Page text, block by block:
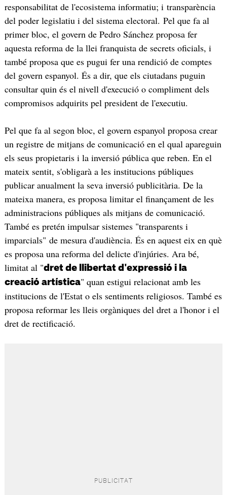
responsabilitat de l'ecosistema informatiu; i transparència
del poder legislatiu i del sistema electoral. Pel que fa al
primer bloc, el govern de Pedro Sánchez proposa fer
aquesta reforma de la llei franquista de secrets oficials, i
també proposa que es pugui fer una rendició de comptes
del govern espanyol. És a dir, que els ciutadans puguin
consultar quin és el nivell d'execució o compliment dels
compromisos adquirits pel president de l'executiu.
Pel que fa al segon bloc, el govern espanyol proposa crear
un registre de mitjans de comunicació en el qual apareguin
els seus propietaris i la inversió pública que reben. En el
mateix sentit, s'obligarà a les institucions públiques
publicar anualment la seva inversió publicitària. De la
mateixa manera, es proposa limitar el finançament de les
administracions públiques als mitjans de comunicació.
També es pretén impulsar sistemes "transparents i
imparcials" de mesura d'audiència. És en aquest eix en què
es proposa una reforma del delicte d'injúries. Ara bé,
limitat al "dret de llibertat d'expressió i la
creació artística" quan estigui relacionat amb les
institucions de l'Estat o els sentiments religiosos. També es
proposa reformar les lleis orgàniques del dret a l'honor i el
dret de rectificació.